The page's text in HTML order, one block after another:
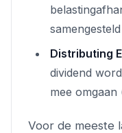
Distributing
dividend
mee
Voor de meeste